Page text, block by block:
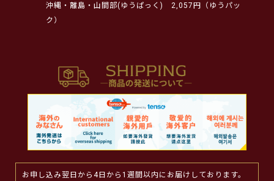
沖縄・離島・山間部(ゆうぱっく)
2,057円（ゆうパッ
ク）
お申し込み翌日から4日から1週間以内にお届けしております。